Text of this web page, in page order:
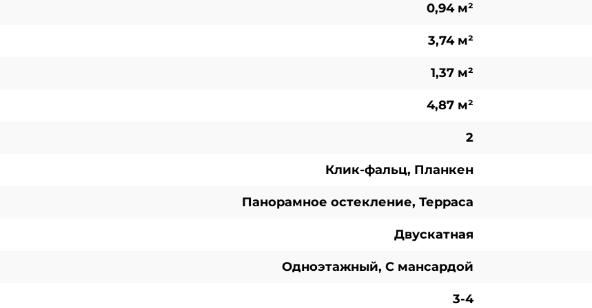
0,94 м²
3,74 м²
1,37 м²
4,87 м²
2
Клик-фальц, Планкен
Панорамное остекление, Терраса
Двускатная
Одноэтажный, С мансардой
3-4